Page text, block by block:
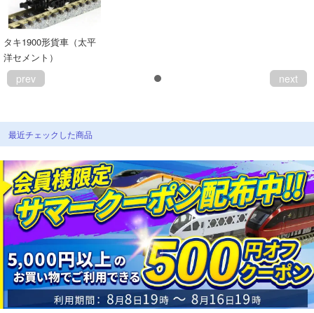
タキ1900形貨車（太平
洋セメント）
prev next
最近チェックした商品